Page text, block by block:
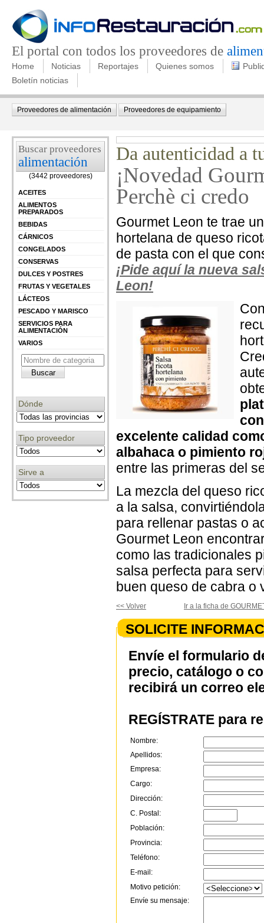
El portal con todos los proveedores de
Home Noticias Reportajes Quienes somos
Boletín noticias
Proveedores de alimentación Proveedores de equipamiento
Buscar proveedores
alimentación
(3442 proveedores)
ACEITES
ALIMENTOS
PREPARADOS
BEBIDAS
CÁRNICOS
CONGELADOS
CONSERVAS
DULCES Y POSTRES
FRUTAS Y VEGETALES
LÁCTEOS
PESCADO Y MARISCO
SERVICIOS PARA
ALIMENTACIÓN
VARIOS
Dónde
Tipo proveedor
Sirve a
Da autenticidad a
¡Novedad
Perchè ci credo
Gourmet Leon te trae
hortelana de queso
de pasta con el que
¡Pide aquí la nueva
Leon!
excelente calidad
albahaca o pimiento
entre las primeras del
La mezcla del queso
a la salsa,
para rellenar pastas o
Gourmet Leon
como las tradicionales
salsa perfecta para
buen queso de cabra o
<< Volver Ir a la ficha de
SOLICITE
Envíe el formulario
precio, catálogo o
recibirá un correo
REGÍSTRATE para
Nombre:
Apellidos:
Empresa:
Cargo:
Dirección:
C. Postal:
Población:
Provincia:
Teléfono:
E-mail:
Motivo petición:
Envíe su mensaje: